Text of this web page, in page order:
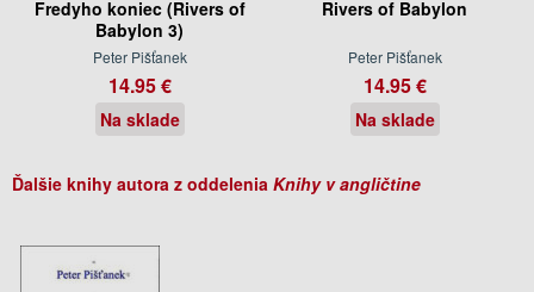
Fredyho koniec (Rivers of
Babylon 3)
Peter Pišťanek
14.95 €
Na sklade
Rivers of Babylon
Peter Pišťanek
14.95 €
Na sklade
Ďalšie knihy autora z oddelenia Knihy v angličtine